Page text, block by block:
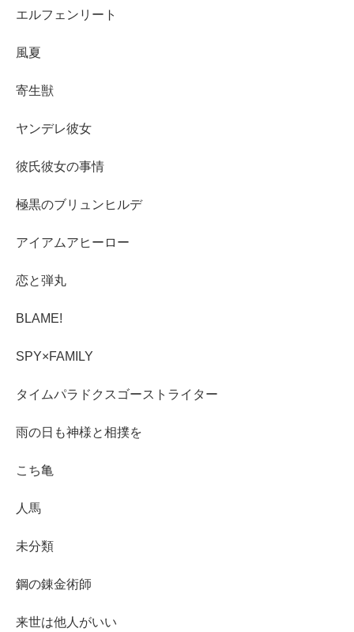
エルフェンリート
風夏
寄生獣
ヤンデレ彼女
彼氏彼女の事情
極黒のブリュンヒルデ
アイアムアヒーロー
恋と弾丸
BLAME!
SPY×FAMILY
タイムパラドクスゴーストライター
雨の日も神様と相撲を
こち亀
人馬
未分類
鋼の錬金術師
来世は他人がいい